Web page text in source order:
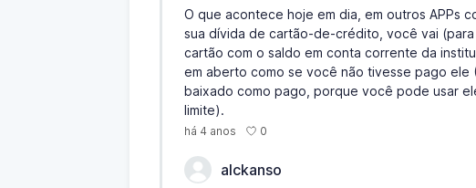
O que acontece hoje em dia, em outros APPs
sua dívida de cartão-de-crédito, você vai
cartão com o saldo em conta corrente da
em aberto como se você não tivesse pago
baixado como pago, porque você pode usar
limite).
há 4 anos 0
alckanso